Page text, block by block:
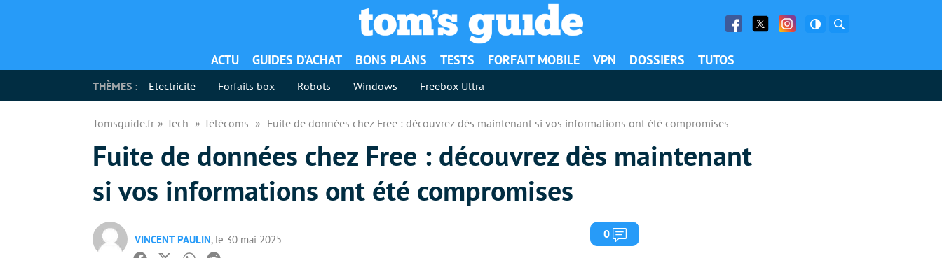
Facebook
Twitter Facebook
ACTU GUIDES D’ACHAT BONS PLANS TESTS FORFAIT MOBILE VPN DOSSIERS TUTOS
THÈMES : Electricité Forfaits box Robots Windows Freebox Ultra
Tomsguide.fr Tech Télécoms Fuite de données chez Free : découvrez dès maintenant si vos informations ont été compromises
Fuite de données chez Free : découvrez dès maintenant
si vos informations ont été compromises
VINCENT PAULIN, le 30 mai 2025 0 Commentaires